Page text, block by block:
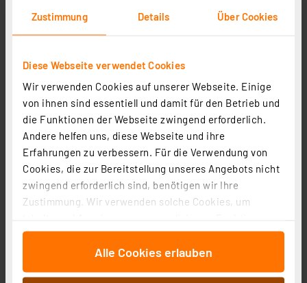
Zustimmung Details Über Cookies
Diese Webseite verwendet Cookies
Wir verwenden Cookies auf unserer Webseite. Einige
von ihnen sind essentiell und damit für den Betrieb und
die Funktionen der Webseite zwingend erforderlich.
Andere helfen uns, diese Webseite und ihre
Erfahrungen zu verbessern. Für die Verwendung von
Cookies, die zur Bereitstellung unseres Angebots nicht
zwingend erforderlich sind, benötigen wir Ihre
Zustimmung. Wir verwenden solche Cookies, um
für soziale Medien anbieten zu können und die Zugriffe
auf unsere Website zu analysieren. Außerdem geben
Alle Cookies erlauben
OSRAM SMART+ Smart Home LED-Lampe E27, WLAN,
IP20, Weiß
Produktdatenblatt
11.57 CHF
Informationen zu Versandkosten